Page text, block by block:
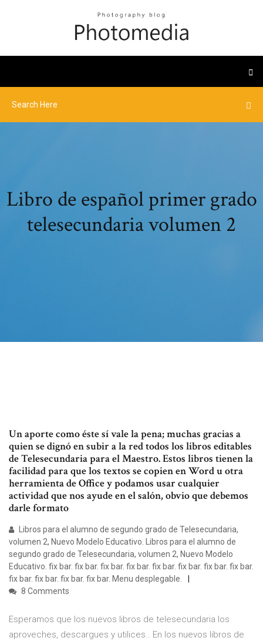
Libro de español primer grado
telesecundaria volumen 2
Un aporte como éste sí vale la pena; muchas gracias a
quien se dignó en subir a la red todos los libros editables
de Telesecundaria para el Maestro. Estos libros tienen la
facilidad para que los textos se copien en Word u otra
herramienta de Office y podamos usar cualquier
actividad que nos ayude en el salón, obvio que debemos
darle formato
Libros para el alumno de segundo grado de Telesecundaria,
volumen 2, Nuevo Modelo Educativo. Libros para el alumno de
segundo grado de Telesecundaria, volumen 2, Nuevo Modelo
Educativo. fix bar. fix bar. fix bar. fix bar. fix bar. fix bar. fix bar. fix bar.
fix bar. fix bar. fix bar. fix bar. Menu desplegable.
8 Comments
Esperamos que los nuevos libros de telesecundaria los
aproveches, descargues y utilices.. En los nuevos libros de